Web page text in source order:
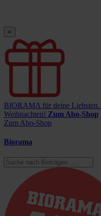
×
BIORAMA für deine Liebsten.
Weihnachten! Zum Abo-Shop
Zum Abo-Shop
Biorama